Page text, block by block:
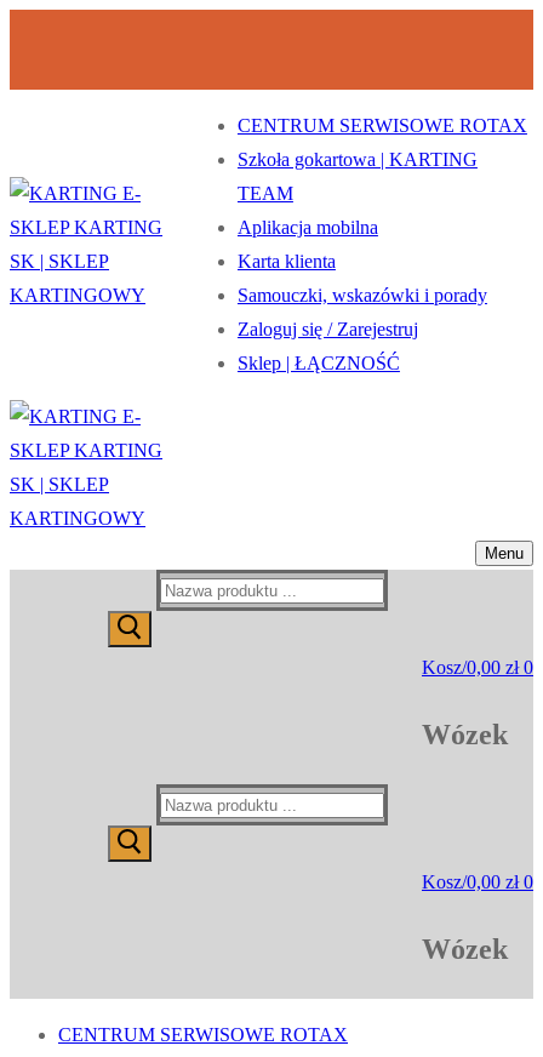
treści
CENTRUM SERWISOWE ROTAX
Szkoła gokartowa | KARTING
TEAM
Aplikacja mobilna
Karta klienta
Samouczki, wskazówki i porady
Zaloguj się / Zarejestruj
Sklep | ŁĄCZNOŚĆ
Menu
Wyszukaj:
Kosz/0,00 zł 0
Wózek
Wyszukaj:
Kosz/0,00 zł 0
Wózek
CENTRUM SERWISOWE ROTAX